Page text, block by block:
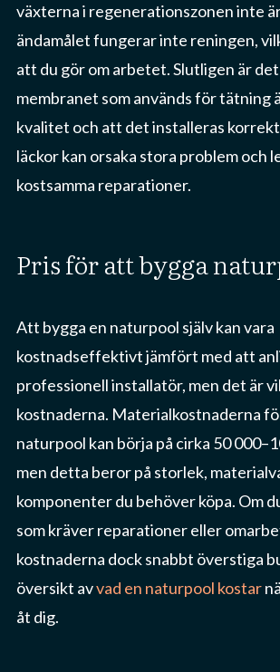
växterna i regenerationszonen inte
ändamålet fungerar inte reningen,
att du gör om arbetet. Slutligen är
membranet som används för tätning
kvalitet och att det installeras
läckor kan orsaka stora problem och
kostsamma reparationer.
pris för att bygga
Att bygga en naturpool själv kan vara
kostnadseffektivt jämfört med att
professionell installatör, men det är
kostnaderna. Materialkostnaderna
naturpool kan börja på cirka 50
men detta beror på storlek,
komponenter du behöver köpa. Om
som kräver reparationer eller
kostnaderna dock snabbt överstiga
översikt avvad en naturpool kostar
åt dig.